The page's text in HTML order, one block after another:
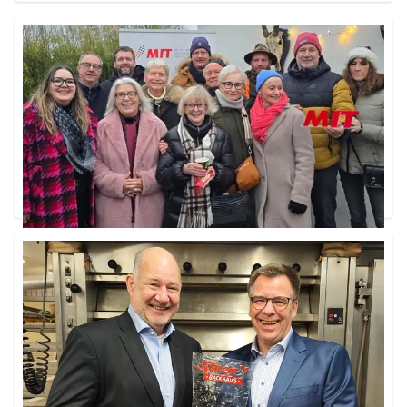
MIT - Weihnachtsbaumschlagen zum 3.
Advent
Tönisvorst, 15. Dezember 2024
Unter dem Motto: Schlag dir deinen Baum selber,
wurde am Sonntag nicht nur die Kettensäge
geschwungen...
Weiterlesen ...
MIT Tönisvorst kürt Stefan Steeg vom
Steeg’s Backhaus zum Unternehmer des
Jahres 2024
Tönisvorst, 22. November 2024
MIT-Vorsitzender Georg Körwer gab interessante
Einblicke in das traditionelle mittelständische
Unternehmen. Stefan Steeg ist Inhaber des